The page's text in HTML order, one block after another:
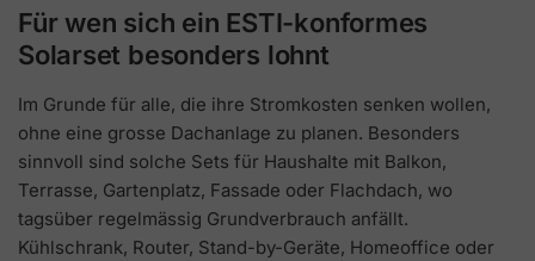
Für wen sich ein ESTI-konformes
Solarset besonders lohnt
Im Grunde für alle, die ihre Stromkosten senken wollen,
ohne eine grosse Dachanlage zu planen. Besonders
sinnvoll sind solche Sets für Haushalte mit Balkon,
Terrasse, Gartenplatz, Fassade oder Flachdach, wo
tagsüber regelmässig Grundverbrauch anfällt.
Kühlschrank, Router, Stand-by-Geräte, Homeoffice oder